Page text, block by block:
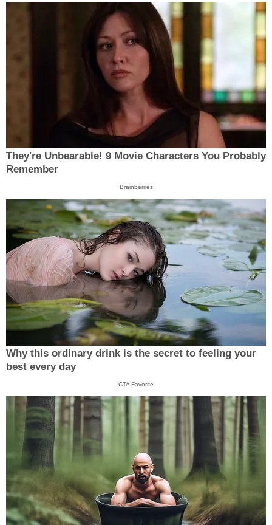
They're Unbearable! 9 Movie Characters You Probably
Remember
Brainberries
Why this ordinary drink is the secret to feeling your
best every day
CTA Favorite